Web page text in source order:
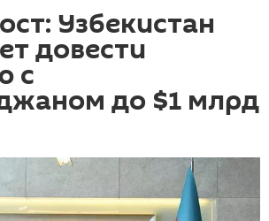
Узбекистан
довести
с
до $1 млрд